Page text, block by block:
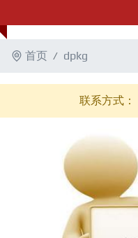
首页 dpkg
联系方式：